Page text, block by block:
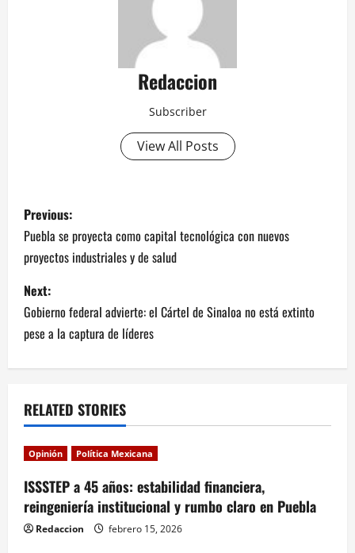
Redaccion
Subscriber
View All Posts
P
o
s
t
n
a
v
i
g
a
t
Previous:
Puebla se proyecta como capital tecnológica con nuevos
proyectos industriales y de salud
Next:
Gobierno federal advierte: el Cártel de Sinaloa no está extinto
pese a la captura de líderes
RELATED STORIES
Opinión Política Mexicana
ISSSTEP a 45 años: estabilidad financiera,
reingeniería institucional y rumbo claro en Puebla
Redaccion febrero 15, 2026